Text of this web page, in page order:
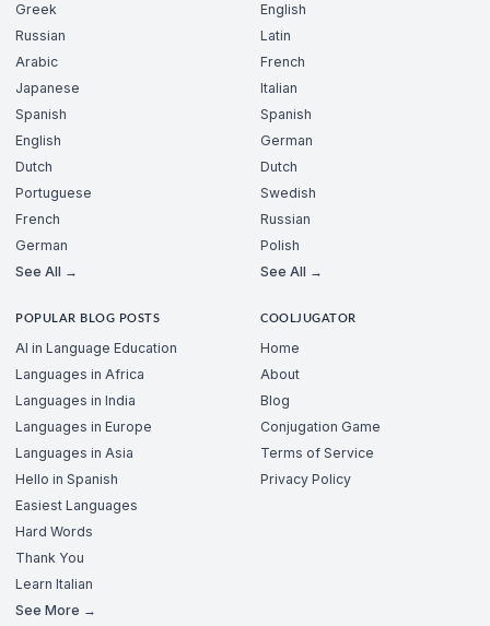
Greek
Russian
Arabic
Japanese
Spanish
English
Dutch
Portuguese
French
German
See All →
English
Latin
French
Italian
Spanish
German
Dutch
Swedish
Russian
Polish
See All →
POPULAR BLOG POSTS
AI in Language Education
Languages in Africa
Languages in India
Languages in Europe
Languages in Asia
Hello in Spanish
Easiest Languages
Hard Words
Thank You
Learn Italian
See More →
COOLJUGATOR
Home
About
Blog
Conjugation Game
Terms of Service
Privacy Policy